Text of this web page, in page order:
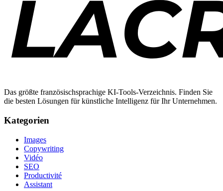
Das größte französischsprachige KI-Tools-Verzeichnis. Finden Sie
die besten Lösungen für künstliche Intelligenz für Ihr Unternehmen.
Kategorien
Images
Copywriting
Vidéo
SEO
Productivité
Assistant